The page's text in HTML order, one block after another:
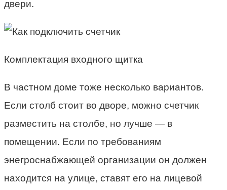
двери.
Комплектация входного щитка
В частном доме тоже несколько вариантов.
Если столб стоит во дворе, можно счетчик
разместить на столбе, но лучше — в
помещении. Если по требованиям
энегроснабжающей организации он должен
находится на улице, ставят его на лицевой